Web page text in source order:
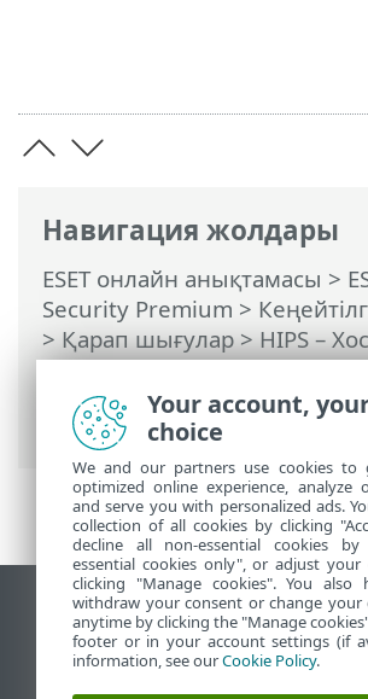
Навигация жолдары
ESET онлайн анықтамасы >
Security Premium >
> Қарап шығулар>HIPS –
негізіндегі енуді болдырмау
HIPS ережені басқару> HIPS
параметрлері
Жұмыс үстеліндегі сайтты
End of Life
ESET білім қоры
Your account,
choice
We and our partners use cookies to
optimized online experience, analyze
and serve you with personalized ads.
collection of all cookies by clicking
decline all non-essential cookies by
essential cookies only", or adjust
clicking "Manage cookies". You
withdraw your consent or change your
anytime by clicking the "Manage
footer or in your account settings (if
information, see ourCookie Policy.